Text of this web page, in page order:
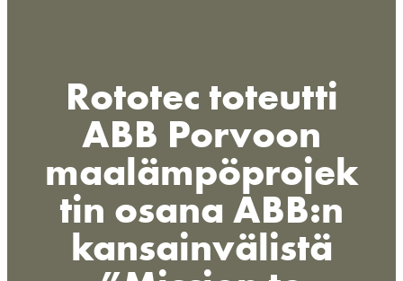
Rototec toteutti
ABB Porvoon
maalämpöprojek
tin osana ABB:n
kansainvälistä